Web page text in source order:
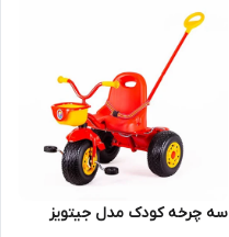
سه چرخه کودک مدل جیتویز